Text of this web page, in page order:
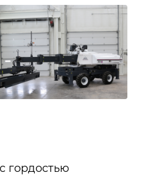
гордостью